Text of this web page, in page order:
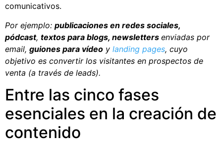
comunicativos.
Por ejemplo: publicaciones en redes sociales,
pódcast, textos para blogs, newsletters enviadas por
email, guiones para vídeo y landing pages, cuyo
objetivo es convertir los visitantes en prospectos de
venta (a través de leads).
Entre las cinco fases
esenciales en la creación de
contenido